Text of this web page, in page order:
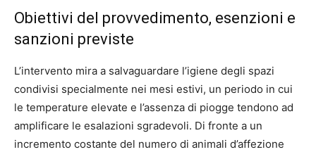
Obiettivi del provvedimento, esenzioni e
sanzioni previste
L’intervento mira a salvaguardare l’igiene degli spazi
condivisi specialmente nei mesi estivi, un periodo in cui
le temperature elevate e l’assenza di piogge tendono ad
amplificare le esalazioni sgradevoli. Di fronte a un
incremento costante del numero di animali d’affezione